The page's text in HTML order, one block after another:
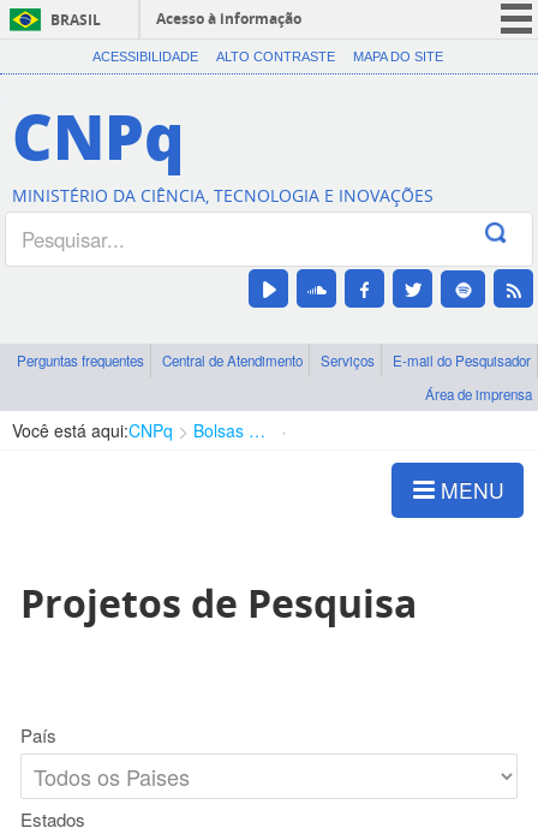
BRASIL
Acesso à informação
CORONAVÍRUS (COVID-19)
Canais
ACESSIBILIDADE ALTO CONTRASTE MAPA DO SITE
CNPq
MINISTÉRIO DA CIÊNCIA, TECNOLOGIA E INOVAÇÕES
Perguntas frequentes Central de Atendimento Serviços
E-mail do Pesquisador
Área de imprensa
Você está aqui:CNPq Bolsas e Auxílios Vigentes
MENU
Projetos de Pesquisa
País
Estados